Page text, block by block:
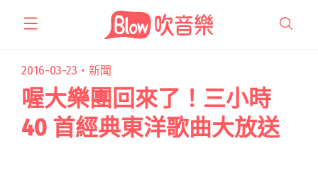
2016-03-23・ 新聞
喔大樂團回來了！三小時
40 首經典東洋歌曲大放送